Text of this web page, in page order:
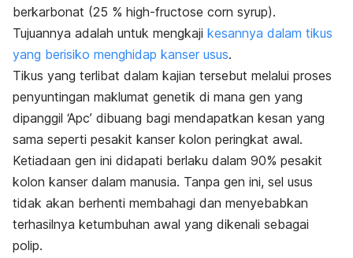
berkarbonat (25 % high-fructose corn syrup).
Tujuannya adalah untuk mengkaji kesannya dalam tikus
yang berisiko menghidap kanser usus.
Tikus yang terlibat dalam kajian tersebut melalui proses
penyuntingan maklumat genetik di mana gen yang
dipanggil ‘Apc’ dibuang bagi mendapatkan kesan yang
sama seperti pesakit kanser kolon peringkat awal.
Ketiadaan gen ini didapati berlaku dalam 90% pesakit
kolon kanser dalam manusia. Tanpa gen ini, sel usus
tidak akan berhenti membahagi dan menyebabkan
terhasilnya ketumbuhan awal yang dikenali sebagai
polip.